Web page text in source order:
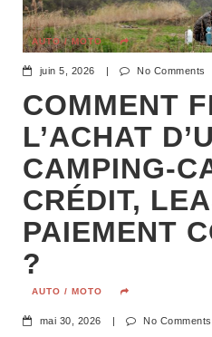
AUTO / MOTO
juin 5, 2026 | No Comments
COMMENT
L’ACHAT
CAMPING-
CRÉDIT,
PAIEMENT
?
AUTO / MOTO
mai 30, 2026 | No Comments